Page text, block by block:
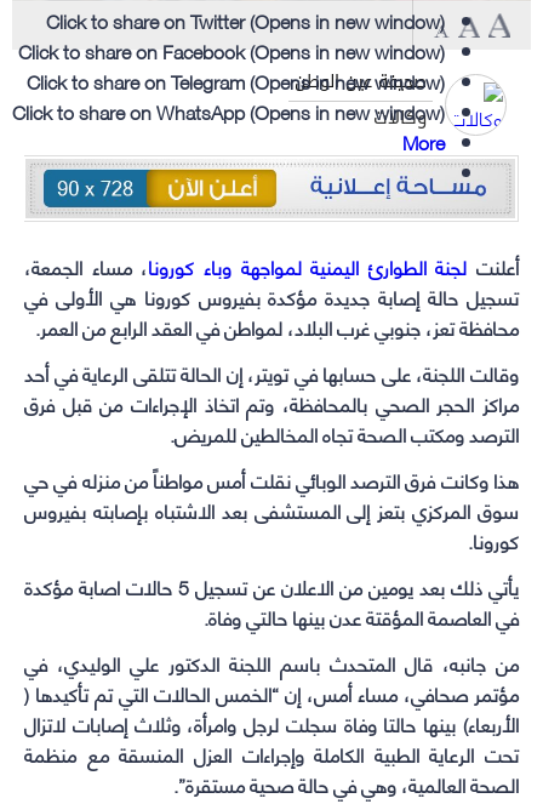
صحيفة عين الوطن
وكالات
أعلنت لجنة الطوارئ اليمنية لمواجهة وباء كورونا، مساء الجمعة،
تسجيل حالة إصابة جديدة مؤكدة بفيروس ‎كورونا هي الأولى في
محافظة ‎تعز، جنوبي غرب البلاد، لمواطن في العقد الرابع من العمر.
وقالت اللجنة، على حسابها في تويتر، إن الحالة تتلقى الرعاية في أحد
مراكز الحجر الصحي بالمحافظة، وتم اتخاذ الإجراءات من قبل فرق
الترصد ومكتب الصحة تجاه المخالطين للمريض.
هذا وكانت فرق الترصد الوبائي نقلت أمس مواطناً من منزله في حي
سوق المركزي بتعز إلى المستشفى بعد الاشتباه بإصابته بفيروس
كورونا.
يأتي ذلك بعد يومين من الاعلان عن تسجيل 5 حالات اصابة مؤكدة
في العاصمة المؤقتة عدن بينها حالتي وفاة.
من جانبه، قال المتحدث باسم اللجنة الدكتور علي الوليدي، في
مؤتمر صحافي، مساء أمس، إن “الخمس الحالات التي تم تأكيدها (
الأربعاء) بينها حالتا وفاة سجلت لرجل وامرأة، وثلاث إصابات لاتزال
تحت الرعاية الطبية الكاملة وإجراءات العزل المنسقة مع منظمة
الصحة العالمية، وهي في حالة صحية مستقرة”.
Click to share on Twitter (Opens in new window)
Click to share on Facebook (Opens in new window)
Click to share on Telegram (Opens in new window)
Click to share on WhatsApp (Opens in new window)
More